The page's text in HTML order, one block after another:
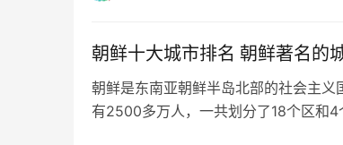
朝鲜十大城市排名 朝鲜著名的
朝鲜是东南亚朝鲜半岛北部的社会主
有2500多万人，一共划分了18个区和